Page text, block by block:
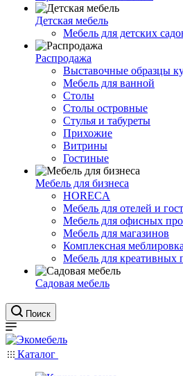
Детская мебель
Мебель для детских
Распродажа
Выставочные образцы
Мебель для ванной
Столы
Столы островные
Стулья и табуреты
Прихожие
Витрины
Гостиные
Мебель для бизнеса
HORECA
Мебель для отелей и
Мебель для офисных
Мебель для магазинов
Комплексная меблировка
Мебель для креативных
Садовая мебель
Поиск
Каталог